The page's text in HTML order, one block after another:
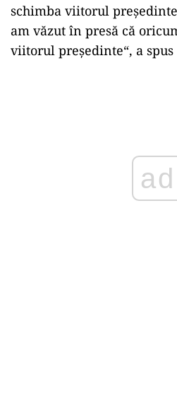
schimba viitorul
am văzut în presă că
viitorul președinte“, a spus